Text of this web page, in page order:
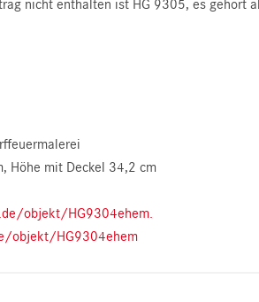
nicht enthalten ist HG 9305, es gehört
Höhe mit Deckel 34,2 cm
objekt/HG9304ehem.
objekt/HG9304ehem